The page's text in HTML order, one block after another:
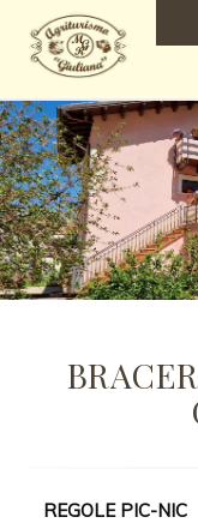
REGOLE PIC-NIC